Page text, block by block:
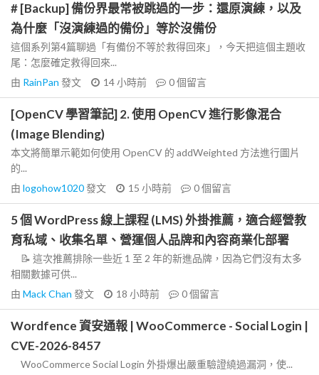
# [Backup] 備份界最常被跳過的一步：還原演練，以及
為什麼「沒演練過的備份」等於沒備份
這個系列第4篇聊過「有備份不等於救得回來」，今天把這個主題收
尾：怎麼確定救得回來...
由 RainPan 發文 14 小時前 0個留言
[OpenCV 學習筆記] 2. 使用 OpenCV 進行影像混合
(Image Blending)
本文將簡單示範如何使用 OpenCV 的 addWeighted 方法進行圖片
的...
由 logohow1020發文 15 小時前 0個留言
5 個 WordPress 線上課程 (LMS) 外掛推薦，適合經營教
育私域、收集名單、營運個人品牌和內容商業化部署
📝 這次推薦排除一些近 1 至 2 年的新進品牌，因為它們沒有太多
相關數據可供...
由 Mack Chan 發文 18 小時前 0個留言
Wordfence 資安通報 | WooCommerce - Social Login |
CVE-2026-8457
WooCommerce Social Login 外掛爆出嚴重驗證繞過漏洞，使...